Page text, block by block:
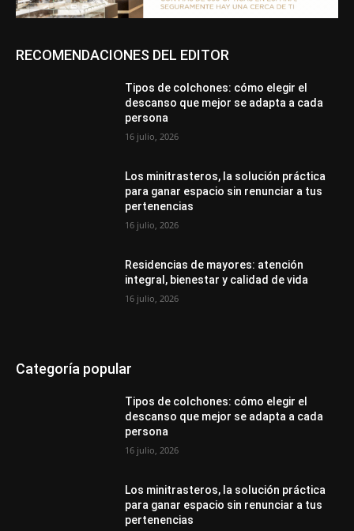
RECOMENDACIONES DEL EDITOR
Tipos de colchones: cómo elegir el
descanso que mejor se adapta a cada
persona
16 julio, 2026
Los minitrasteros, la solución práctica
para ganar espacio sin renunciar a tus
pertenencias
16 julio, 2026
Residencias de mayores: atención
integral, bienestar y calidad de vida
16 julio, 2026
Categoría popular
Tipos de colchones: cómo elegir el
descanso que mejor se adapta a cada
persona
16 julio, 2026
Los minitrasteros, la solución práctica
para ganar espacio sin renunciar a tus
pertenencias